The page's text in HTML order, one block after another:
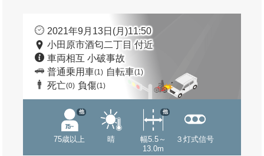
2021年9月13日(月)11:50
小田原市酒匂二丁目 付近
車両相互 小破事故
普通乗用車(1) 自転車(1)
死亡(0) 負傷(1)
75歳以上
他
晴
幅5.5～
13.0m
他
３灯式信号